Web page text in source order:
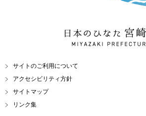
日本のひなた 宮崎県
MIYAZAKI PREFECTURE
サイトのご利用について
アクセシビリティ方針
サイトマップ
リンク集